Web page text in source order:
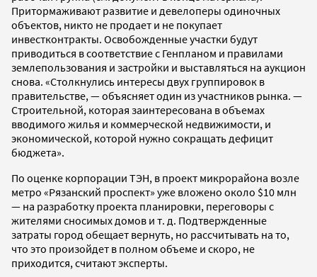
Притормаживают развитие и девелоперы одиночных
объектов, никто не продает и не покупает
инвестконтракты. Освобожденные участки будут
приводиться в соответствие с Генпланом и правилами
землепользования и застройки и выставляться на аукцион
снова. «Столкнулись интересы двух группировок в
правительстве, — объясняет один из участников рынка. —
Строительной, которая заинтересована в объемах
вводимого жилья и коммерческой недвижимости, и
экономической, которой нужно сокращать дефицит
бюджета».
По оценке корпорации ТЭН, в проект микрорайона возле
метро «Рязанский проспект» уже вложено около $10 млн
— на разработку проекта планировки, переговоры с
жителями сносимых домов и т. д. Подтвержденные
затраты город обещает вернуть, но рассчитывать на то,
что это произойдет в полном объеме и скоро, не
приходится, считают эксперты.